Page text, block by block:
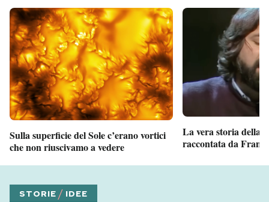
Sulla superficie del Sole c’erano vortici
che non riuscivamo a vedere
La vera storia della
raccontata da
STORIE / IDEE